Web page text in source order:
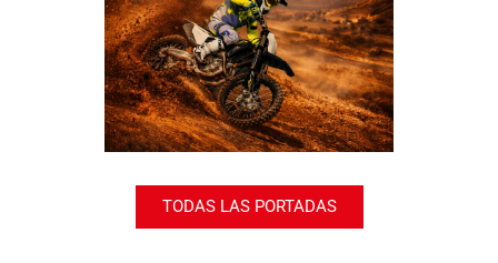
TODAS LAS PORTADAS